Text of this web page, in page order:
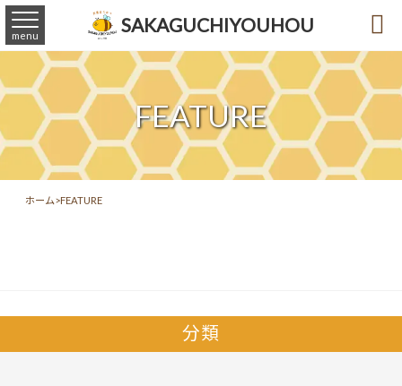
SAKAGUCHIYOUHOU
menu 
FEATURE
ホーム>FEATURE
分類